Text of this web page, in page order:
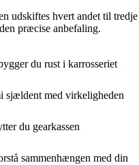
udskiftes hvert andet til tredje
præcise anbefaling.
du rust i karrosseriet
sjældent med virkeligheden
du gearkassen
sammenhængen med din